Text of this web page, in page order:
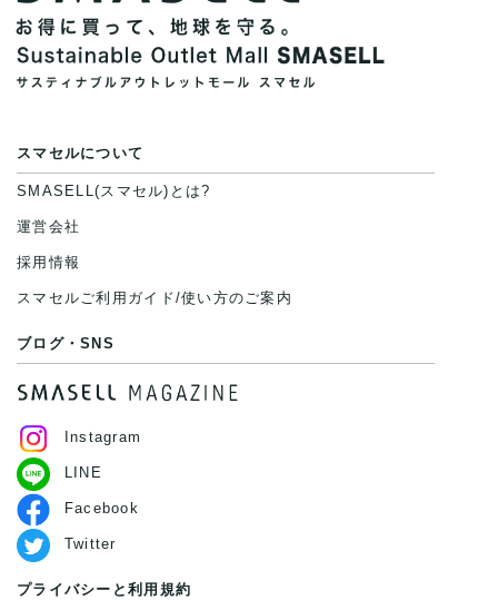
スマセルについて
SMASELL(スマセル)とは?
運営会社
採用情報
スマセルご利用ガイド/使い方のご案内
ブログ・SNS
Instagram
LINE
Facebook
Twitter
プライバシーと利用規約